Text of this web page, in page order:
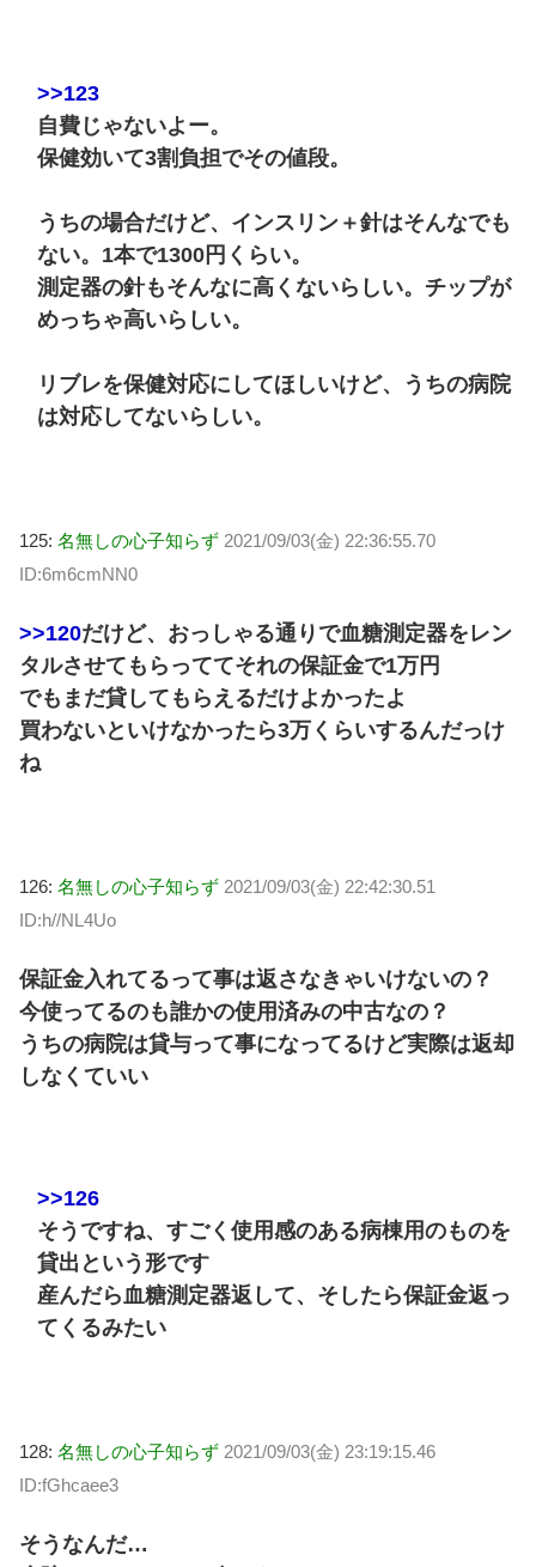
>>123
自費じゃないよー。
保健効いて3割負担でその値段。
うちの場合だけど、インスリン＋針はそんなでも
ない。1本で1300円くらい。
測定器の針もそんなに高くないらしい。チップが
めっちゃ高いらしい。
リブレを保健対応にしてほしいけど、うちの病院
は対応してないらしい。
125: 名無しの心子知らず 2021/09/03(金) 22:36:55.70
ID:6m6cmNN0
>>120だけど、おっしゃる通りで血糖測定器をレン
タルさせてもらっててそれの保証金で1万円
でもまだ貸してもらえるだけよかったよ
買わないといけなかったら3万くらいするんだっけ
ね
126: 名無しの心子知らず 2021/09/03(金) 22:42:30.51
ID:h//NL4Uo
保証金入れてるって事は返さなきゃいけないの？
今使ってるのも誰かの使用済みの中古なの？
うちの病院は貸与って事になってるけど実際は返却
しなくていい
>>126
そうですね、すごく使用感のある病棟用のものを
貸出という形です
産んだら血糖測定器返して、そしたら保証金返っ
てくるみたい
128: 名無しの心子知らず 2021/09/03(金) 23:19:15.46
ID:fGhcaee3
そうなんだ…